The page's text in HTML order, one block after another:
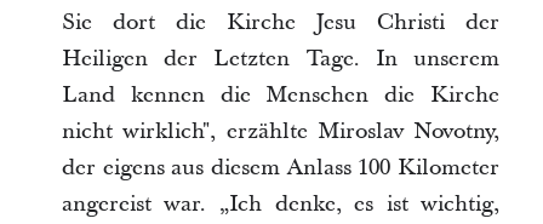
Sie dort die Kirche Jesu Christi der
Heiligen der Letzten Tage. In unserem
Land kennen die Menschen die Kirche
nicht wirklich", erzählte Miroslav Novotny,
der eigens aus diesem Anlass 100 Kilometer
angereist war. „Ich denke, es ist wichtig,